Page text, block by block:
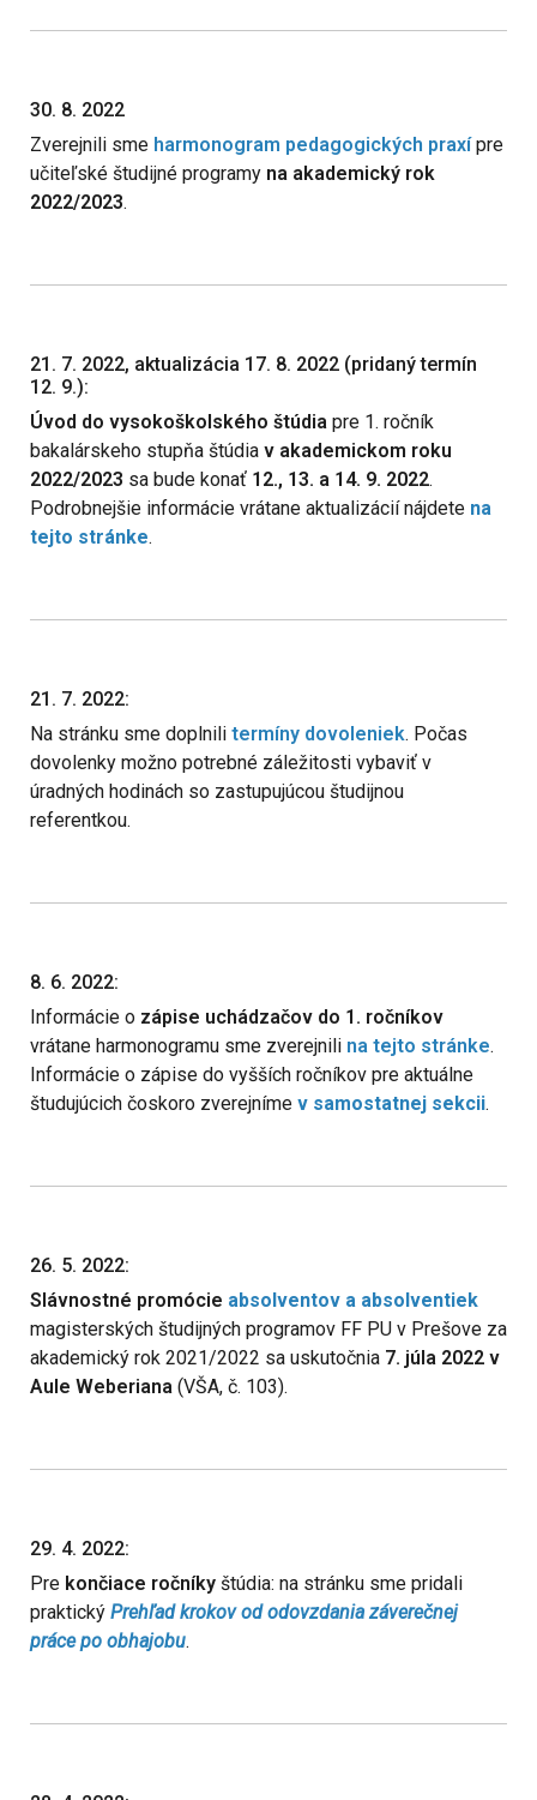
30. 8. 2022
Zverejnili sme harmonogram pedagogických praxípre
učiteľské študijné programy na akademický rok
2022/2023.
21. 7. 2022, aktualizácia 17. 8. 2022 (pridaný termín
12. 9.):
Úvod do vysokoškolského štúdia pre 1. ročník
bakalárskeho stupňa štúdia v akademickom roku
2022/2023 sa bude konať 12., 13. a 14. 9. 2022.
Podrobnejšie informácie vrátane aktualizácií nájdete na
tejto stránke.
21. 7. 2022:
Na stránku sme doplnili termíny dovoleniek. Počas
dovolenky možno potrebné záležitosti vybaviť v
úradných hodinách so zastupujúcou študijnou
referentkou.
8. 6. 2022:
Informácie o zápise uchádzačov do 1. ročníkov
vrátane harmonogramu sme zverejnili na tejto stránke.
Informácie o zápise do vyšších ročníkov pre aktuálne
študujúcich čoskoro zverejníme v samostatnej sekcii.
26. 5. 2022:
Slávnostné promócie absolventov a absolventiek
magisterských študijných programov FF PU v Prešove za
akademický rok 2021/2022 sa uskutočnia 7. júla 2022 v
Aule Weberiana (VŠA, č. 103).
29. 4. 2022:
Pre končiace ročníky štúdia: na stránku sme pridali
praktický Prehľad krokov od odovzdania záverečnej
práce po obhajobu.